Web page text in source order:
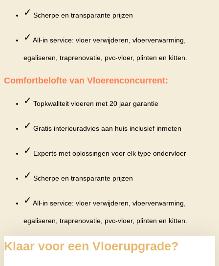
✓ Scherpe en transparante prijzen
✓ All-in service: vloer verwijderen, vloerverwarming,
egaliseren, traprenovatie, pvc-vloer, plinten en kitten.
Comfortbelofte van Vloerenconcurrent:
✓ Topkwaliteit vloeren met 20 jaar garantie
✓ Gratis interieuradvies aan huis inclusief inmeten
✓ Experts met oplossingen voor elk type ondervloer
✓ Scherpe en transparante prijzen
✓ All-in service: vloer verwijderen, vloerverwarming,
egaliseren, traprenovatie, pvc-vloer, plinten en kitten.
Klaar voor een Vloerupgrade?